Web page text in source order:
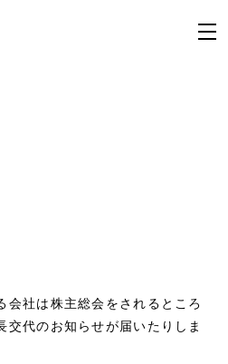
会社は株主総会をされるところ
交代のお知らせが届いたりしま